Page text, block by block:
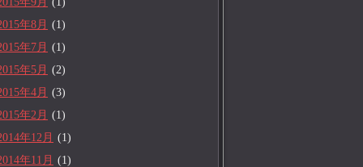
年8月 (1)
年7月 (1)
年5月 (2)
年4月 (3)
年2月 (1)
年12月 (1)
年11月 (1)